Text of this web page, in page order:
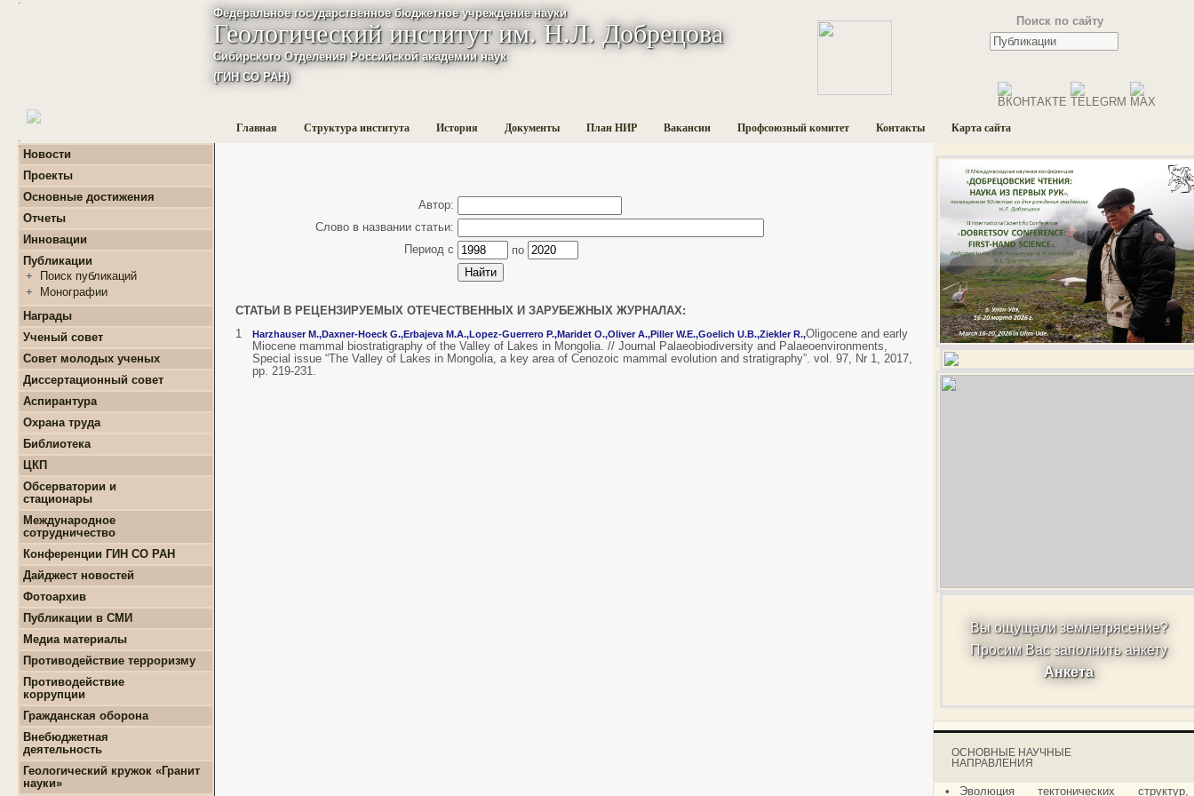
Федеральное государственное бюджетное учреждение науки
Геологический институт им. Н.Л. Добрецова
Сибирского Отделения Российской академии наук
(ГИН СО РАН)
Главная Структура института История Документы План НИР Вакансии Профсоюзный комитет Контакты Карта сайта
Поиск по сайту
:
Новости
Проекты
+
базовые проекты по
приоритетным
+ Гранты
+ Международные
проекты и соглашения
+
Завершенные проекты.
Основные достижения
Отчеты
+
Фундаментальные
базовые проекты по
приоритетным
направлениям РАН
Программы Президиума
РАН
+
Программы Отделения
наук о Земле РАН
+ Проекты Комплексной
программы Сибирского
отделения РАН
Инновации
Публикации
+
Поиск публикаций
+
Монографии
Награды
Ученый совет
Совет молодых ученых
+
+
Список молодых ученых
+
Положение о СМУ ГИН
СО РАН
+ ФЦП "ЖИЛИЩЕ"
+ Популяризация науки
Диссертационный совет
Аспирантура
+
деятельность
+ Информация для
поступающих
+ Поступление в ВУЗ
онлайн
+ Аттестация аспирантов
+ Личные кабинеты
аспирантов
+
Нормативные документы
+
Полезные ссылки
Охрана труда
Библиотека
ЦКП
+
+ Оборудование
+
образцов
+ Документы
Обсерватории и
стационары
+
+ Обсерватории
+
Стационары
+
Контакты
Международное
сотрудничество
Конференции ГИН СО РАН
Дайджест новостей
+
Геология
+ Месторождения
+ Землятрясения
+
Вулканы
+
+ Экономика
+ Палеонтология
+ Интересно
Фотоархив
Публикации в СМИ
Медиа материалы
Противодействие терроризму
Противодействие
коррупции
+
Нормативно-правовые и
иные акты в сфере
противодействия
коррупции
+
Методические
материалы
+ Формы документов,
Гражданская оборона
Внебюджетная
деятельность
+
Геологоразведочные
работы
Геотехнические
Геологический кружок «Гранит
науки»
Автор:
Слово в названии статьи:
Период с
по
СТАТЬИ В РЕЦЕНЗИРУЕМЫХ ОТЕЧЕСТВЕННЫХ И ЗАРУБЕЖНЫХ ЖУРНАЛАХ:
1
Harzhauser M.,Daxner-Hoeck G.,Erbajeva М.А.,Lopez-Guerrero P.,Maridet O.,Oliver A.,Piller W.E.,Goelich U.B.,Ziekler R.,Oligocene and early
Miocene mammal biostratigraphy of the Valley of Lakes in Mongolia. // Journal Palaeobiodiversity and Palaeoenvironments,
Special issue “The Valley of Lakes in Mongolia, a key area of Cenozoic mammal evolution and stratigraphy”. vol. 97, Nr 1, 2017,
pp. 219-231.
Вы ощущали землетрясение?
Просим Вас заполнить анкету
Анкета
ОСНОВНЫЕ НАУЧНЫЕ
НАПРАВЛЕНИЯ
•
Эволюция тектонических структур,